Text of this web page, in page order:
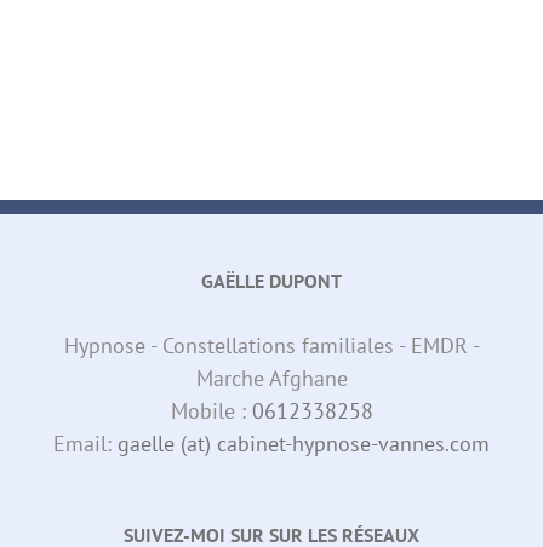
GAËLLE DUPONT
Hypnose - Constellations familiales - EMDR -
Marche Afghane
Mobile : 0612338258
Email: gaelle (at) cabinet-hypnose-vannes.com
SUIVEZ-MOI SUR SUR LES RÉSEAUX